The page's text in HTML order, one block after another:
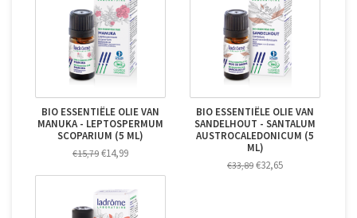
BIO ESSENTIËLE OLIE VAN
MANUKA - LEPTOSPERMUM
SCOPARIUM (5 ML)
€15,79 €14,99
BIO ESSENTIËLE OLIE VAN
SANDELHOUT - SANTALUM
AUSTROCALEDONICUM (5
ML)
€33,89 €32,65